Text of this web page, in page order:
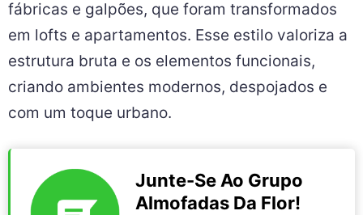
fábricas e galpões, que foram transformados
em lofts e apartamentos. Esse estilo valoriza a
estrutura bruta e os elementos funcionais,
criando ambientes modernos, despojados e
com um toque urbano.
Junte-Se Ao Grupo
Almofadas Da Flor!